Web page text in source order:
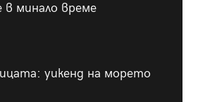
минало време
уикенд на морето